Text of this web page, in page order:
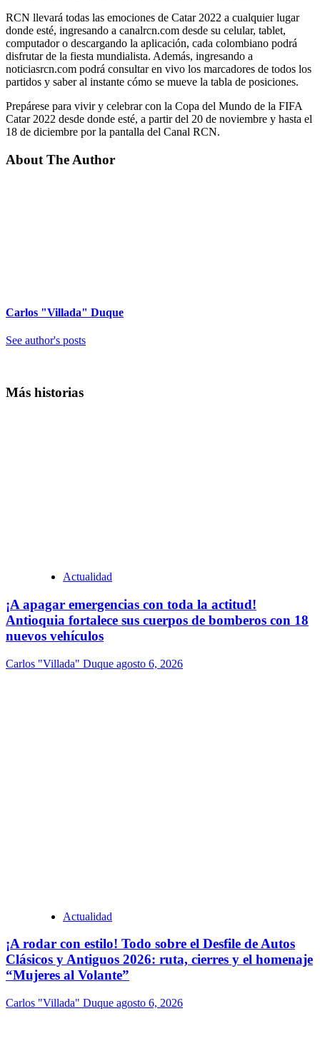
RCN llevará todas las emociones de Catar 2022 a cualquier lugar
donde esté, ingresando a canalrcn.com desde su celular, tablet,
computador o descargando la aplicación, cada colombiano podrá
disfrutar de la fiesta mundialista. Además, ingresando a
noticiasrcn.com podrá consultar en vivo los marcadores de todos los
partidos y saber al instante cómo se mueve la tabla de posiciones.
Prepárese para vivir y celebrar con la Copa del Mundo de la FIFA
Catar 2022 desde donde esté, a partir del 20 de noviembre y hasta el
18 de diciembre por la pantalla del Canal RCN.
About The Author
Carlos "Villada" Duque
See author's posts
Más historias
Actualidad
¡A apagar emergencias con toda la actitud!
Antioquia fortalece sus cuerpos de bomberos con 18
nuevos vehículos
Carlos "Villada" Duque agosto 6, 2026
Actualidad
¡A rodar con estilo! Todo sobre el Desfile de Autos
Clásicos y Antiguos 2026: ruta, cierres y el homenaje
“Mujeres al Volante”
Carlos "Villada" Duque agosto 6, 2026